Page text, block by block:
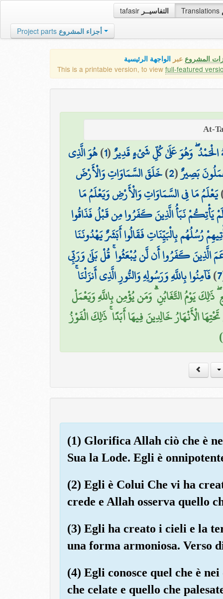
tafasir التفاسيــر Translations
Project parts أجزاء المشروع
المشروع عبر الواجهة الرئيسية
This is a printable version, to view full-featured
الْحَمْدُ ۖ وَهُوَ عَلَىٰ كُلِّ شَيْءٍ قَدِيرٌ(
1
)هُوَ الَّذِي
بَصِيرٌ(
2
)خَلَقَ السَّمَاوَاتِ وَالْأَرْضَ
يَعْلَمُ مَا فِي السَّمَاوَاتِ وَالْأَرْضِ وَيَعْلَمُ مَا
يَأْتِكُمْ نَبَأُ الَّذِينَ كَفَرُوا مِن قَبْلُ فَذَاقُوا
رُسُلُهُم بِالْبَيِّنَاتِ فَقَالُوا أَبَشَرٌ يَهْدُونَنَا
الَّذِينَ كَفَرُوا أَن لَّن يُبْعَثُوا ۚ قُلْ بَلَىٰ وَرَبِّي
7
)فَآمِنُوا بِاللَّهِ وَرَسُولِهِ وَالنُّورِ الَّذِي أَنزَلْنَا ۚ
يَوْمُ التَّغَابُنِ ۗ وَمَن يُؤْمِن بِاللَّهِ وَيَعْمَلْ
الْأَنْهَارُ خَالِدِينَ فِيهَا أَبَدًا ۚ ذَٰلِكَ الْفَوْزُ
(1) Glorifica Allah ciò che è
Sua la Lode. Egli è
(2) Egli è Colui Che vi ha
crede e Allah osserva quello
(3) Egli ha creato i cieli e la
una forma armoniosa. Verso
(4) Egli conosce quel che è
che celate e quello che